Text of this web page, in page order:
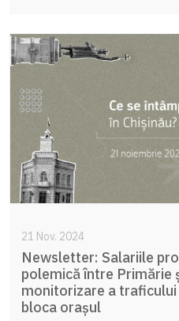
21 Nov. 2024
Newsletter: Salariile
polemică între Primărie
monitorizare a traficului
bloca orașul